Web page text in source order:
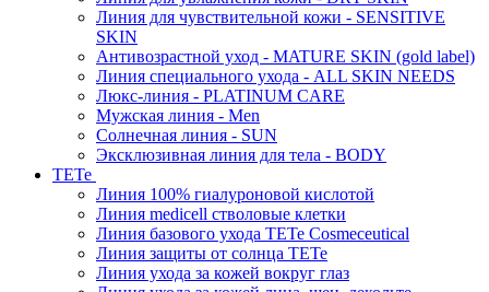
Линия для чувствительной кожи - SENSITIVE
SKIN
Антивозрастной уход - MATURE SKIN (gold label)
Линия специального ухода - ALL SKIN NEEDS
Люкс-линия - PLATINUM CARE
Мужская линия - Men
Солнечная линия - SUN
Эксклюзивная линия для тела - BODY
TETe
Линия 100% гиалуроновой кислотой
Линия medicell стволовые клетки
Линия базового ухода TETe Cosmeceutical
Линия защиты от солнца TETe
Линия ухода за кожей вокруг глаз